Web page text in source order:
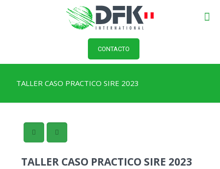
CONTACTO
TALLER CASO PRACTICO SIRE 2023
TALLER CASO PRACTICO SIRE 2023